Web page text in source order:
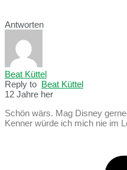
Antworten
Beat Küttel
Reply to Beat Küttel
12 Jahre her
Schön wärs. Mag Disney
Kenner würde ich mich nie im